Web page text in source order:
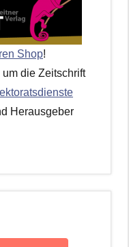
Shop!
die Zeitschrift
Herausgeber